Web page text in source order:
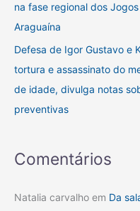
na fase regional dos
Araguaína
Defesa de Igor Gustavo e
tortura e assassinato do
de idade, divulga notas
preventivas
Comentários
Natalia carvalho em Da